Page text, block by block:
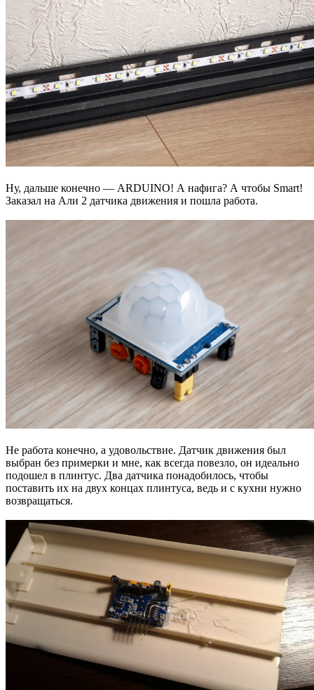
Ну, дальше конечно — ARDUINO! А нафига? А чтобы Smart!
Заказал на Али 2 датчика движения и пошла работа.
Не работа конечно, а удовольствие. Датчик движения был
выбран без примерки и мне, как всегда повезло, он идеально
подошел в плинтус. Два датчика понадобилось, чтобы
поставить их на двух концах плинтуса, ведь и с кухни нужно
возвращаться.